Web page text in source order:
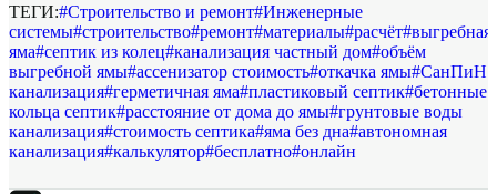
ТЕГИ:#Строительство и ремонт#Инженерные
системы#строительство#ремонт#материалы#расчёт#выгребная
яма#септик из колец#канализация частный дом#объём
выгребной ямы#ассенизатор стоимость#откачка ямы#СанПиН
канализация#герметичная яма#пластиковый септик#бетонные
кольца септик#расстояние от дома до ямы#грунтовые воды
канализация#стоимость септика#яма без дна#автономная
канализация#калькулятор#бесплатно#онлайн